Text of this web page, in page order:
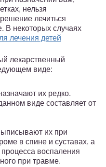
нельзя
лечиться
В некоторых случаях
лечения детей
лекарственный
виде:
их редко.
виде составляет от
их при
в спине и суставах, а
воспаления
при травме.